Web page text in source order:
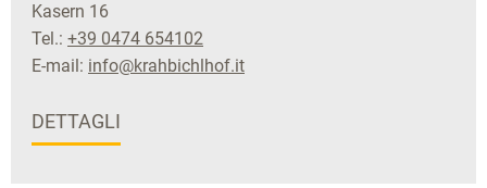
Kasern 16
Tel.: +39 0474 654102
E-mail: info@krahbichlhof.it
DETTAGLI